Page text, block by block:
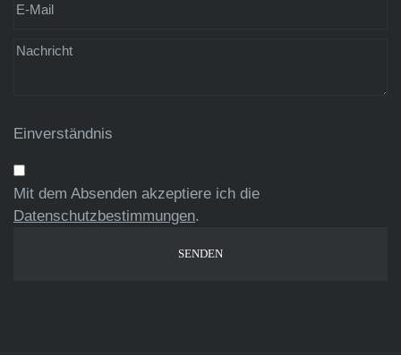
Einverständnis
Mit dem Absenden akzeptiere ich die
Datenschutzbestimmungen.